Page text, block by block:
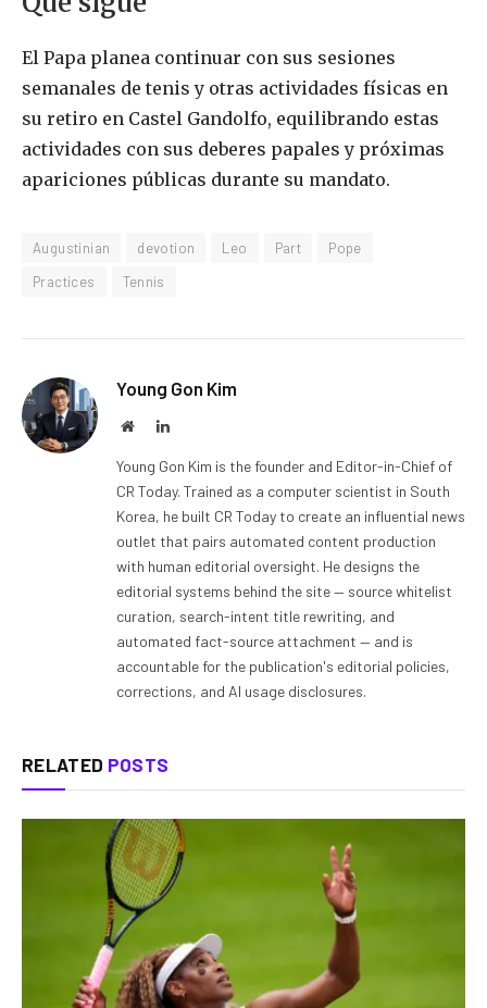
El Papa planea continuar con sus sesiones
semanales de tenis y otras actividades físicas en
su retiro en Castel Gandolfo, equilibrando estas
actividades con sus deberes papales y próximas
apariciones públicas durante su mandato.
Augustinian devotion Leo Part
Pope
Practices
Tennis
Young Gon Kim
WebsiteLinkedIn
Young Gon Kim is the founder and Editor-in-Chief of
CR Today. Trained as a computer scientist in South
Korea, he built CR Today to create an influential news
outlet that pairs automated content production
with human editorial oversight. He designs the
editorial systems behind the site — source whitelist
curation, search-intent title rewriting, and
automated fact-source attachment — and is
accountable for the publication's editorial policies,
corrections, and AI usage disclosures.
RELATED POSTS